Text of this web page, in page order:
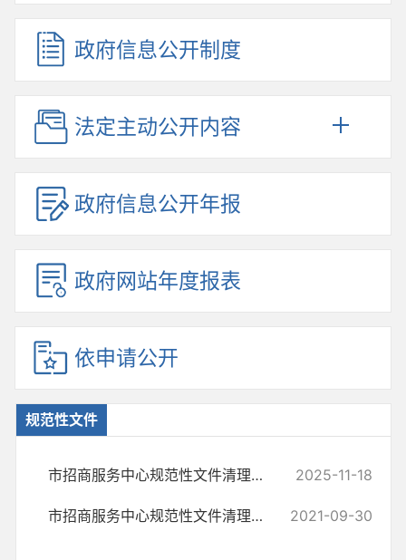
政府信息公开制度
法定主动公开内容
政府信息公开年报
政府网站年度报表
依申请公开
规范性文件
市招商服务中心规范性文件清理结果 2025-11-18
市招商服务中心规范性文件清理结果 2021-09-30